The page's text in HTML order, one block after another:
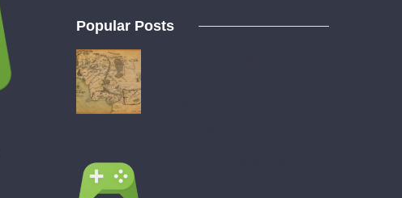
Popular Posts